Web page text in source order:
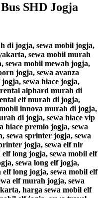
SHD Jogja
di jogja, sewa mobil jogja,
sewa mobil murah
sewa mobil mewah jogja,
jogja, sewa avanza
sewa hiace jogja,
alphard murah di
elf murah di jogja,
innova murah di jogja,
di jogja, sewa hiace vip
hiace premio jogja, sewa
sewa sprinter jogja, sewa
jogja, sewa elf nlr
long jogja, sewa mobil elf
sewa long elf jogja,
long jogja, sewa mobil elf
elf murah jogja, sewa
harga sewa mobil elf